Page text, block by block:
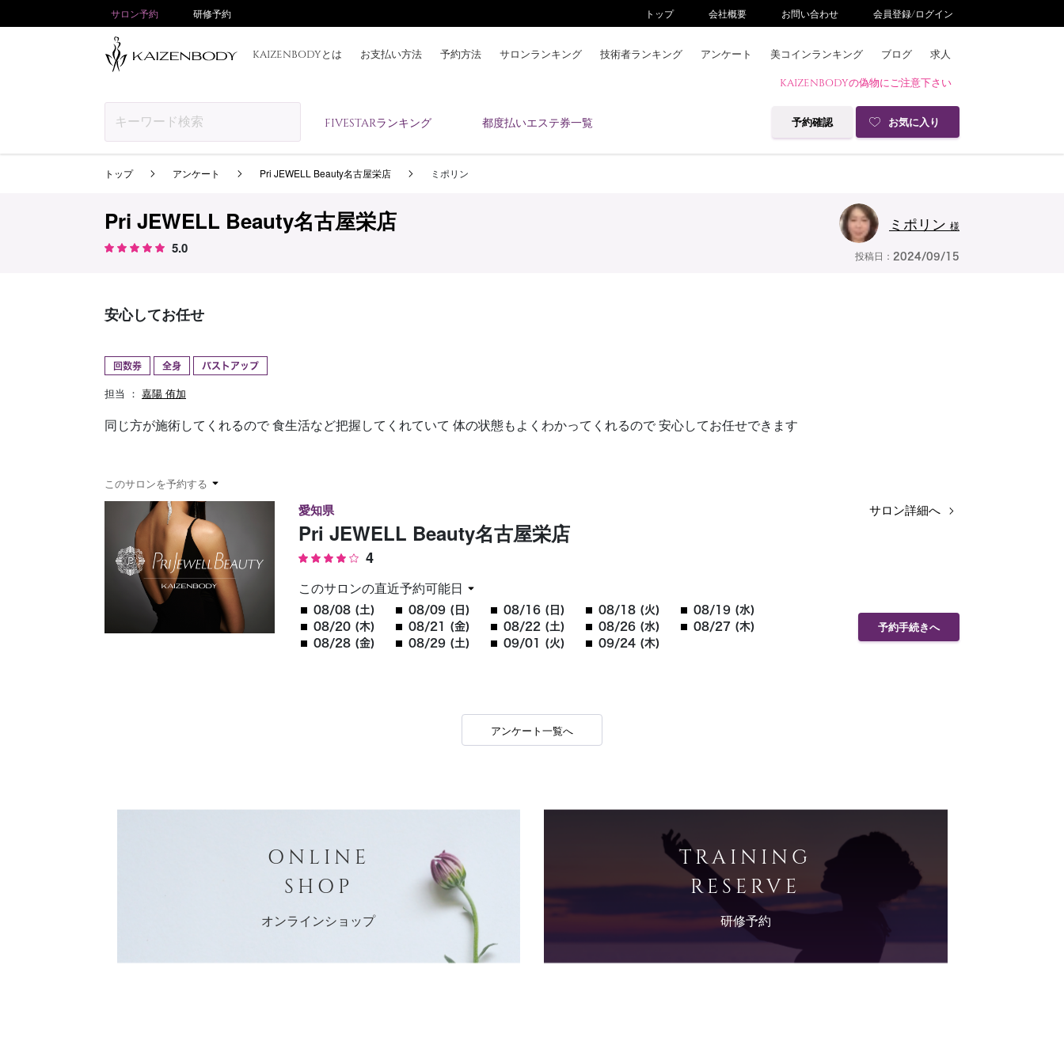
サロン予約 研修予約 トップ 会社概要 お問い合わせ 会員登録/ログイン
KAIZENBODYとは お支払い方法 予約方法 サロンランキング 技術者ランキング アンケート 美コインランキング ブログ 求人
KAIZENBODYの偽物にご注意下さい
FIVESTARランキング 都度払いエステ券一覧 予約確認 お気に入り
お支払い方法
予約方法
予約確認 お気に入り
お問い合わせ
トップ アンケート Pri JEWELL Beauty名古屋栄店 ミポリン
Pri JEWELL Beauty名古屋栄店
5.0
ミポリン 様
投稿日： 2024/09/15
安心してお任せ
回数券 全身 バストアップ
担当 ： 嘉陽 侑加
同じ方が施術してくれるので 食生活など把握してくれていて 体の状態もよくわかってくれるので 安心してお任せできます
このサロンを予約する
愛知県
Pri JEWELL Beauty名古屋栄店
4
このサロンの直近予約可能日
サロン詳細へ
08/08 (土) 08/09 (日) 08/16 (日) 08/18 (火)
08/19 (水)
08/20 (木)
08/21 (金) 08/22 (土) 08/26 (水)
08/27 (木)
08/28 (金)
08/29 (土) 09/01 (火) 09/24 (木)
予約手続きへ
アンケート一覧へ
ONLINE
SHOP
オンラインショップ
TRAINING
RESERVE
研修予約